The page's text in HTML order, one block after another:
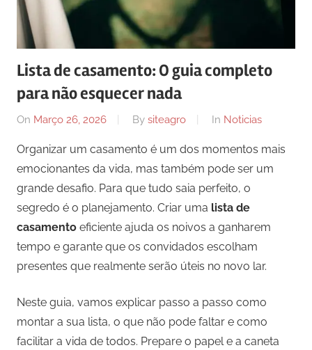
Lista de casamento: O guia completo
para não esquecer nada
On Março 26, 2026 By siteagro In Noticias
Organizar um casamento é um dos momentos mais
emocionantes da vida, mas também pode ser um
grande desafio. Para que tudo saia perfeito, o
segredo é o planejamento. Criar uma lista de
casamento eficiente ajuda os noivos a ganharem
tempo e garante que os convidados escolham
presentes que realmente serão úteis no novo lar.
Neste guia, vamos explicar passo a passo como
montar a sua lista, o que não pode faltar e como
facilitar a vida de todos. Prepare o papel e a caneta